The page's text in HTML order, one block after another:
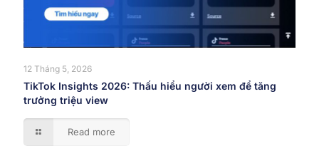
12 Tháng 5, 2026
TikTok Insights 2026: Thấu hiểu người xem để tăng
trưởng triệu view
Read more